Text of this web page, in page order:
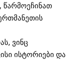
წარმოეჩინათ
ვინც
ისტორიები და